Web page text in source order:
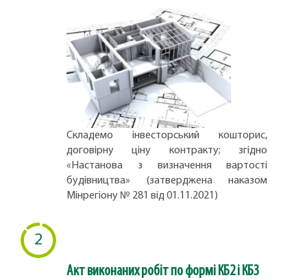
Складемо інвесторський кошторис,
договірну ціну контракту; згідно
«Настанова з визначення вартості
будівництва» (затверджена наказом
Мінрегіону № 281 від 01.11.2021)
2
Акт виконаних робіт по формі КБ2 і КБ3